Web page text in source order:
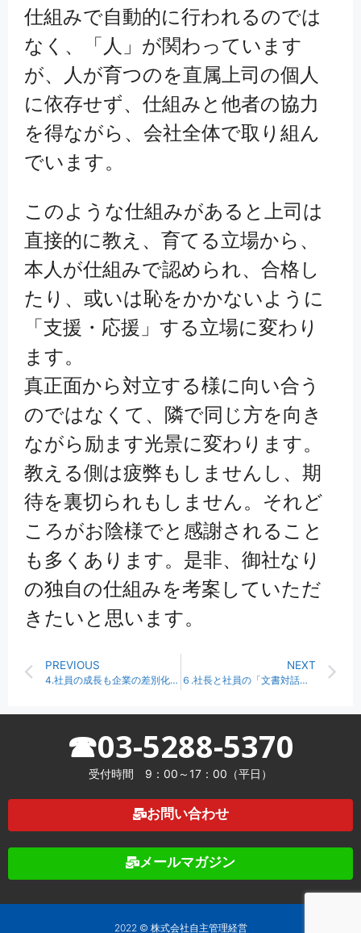
仕組みで自動的に行われるのでは
なく、「人」が関わっています
が、人が育つのを直属上司の個人
に依存せず、仕組みと他者の協力
を得ながら、会社全体で取り組ん
でいます。
このような仕組みがあると上司は
直接的に教え、育てる立場から、
本人が仕組みで認められ、合格し
たり、或いは恥をかかないように
「支援・応援」する立場に変わり
ます。
真正面から対立する様に向い合う
のではなくて、隣で同じ方を向き
ながら励ます光景に変わります。
教える側は疲弊もしませんし、期
待を裏切られもしません。それど
ころがお陰様でと感謝されること
も多くあります。是非、御社なり
の独自の仕組みを考案していただ
きたいと思います。
PREVIOUS
4.社員の成長も企業の差別化も「日常業務」から
NEXT
６.社長と社員の「文書対話」のすすめ
☎03-5288-5370
受付時間 9：00～17：00（平日）
お問い合わせ
メールマガジン
2022 © 株式会社自主管理経営